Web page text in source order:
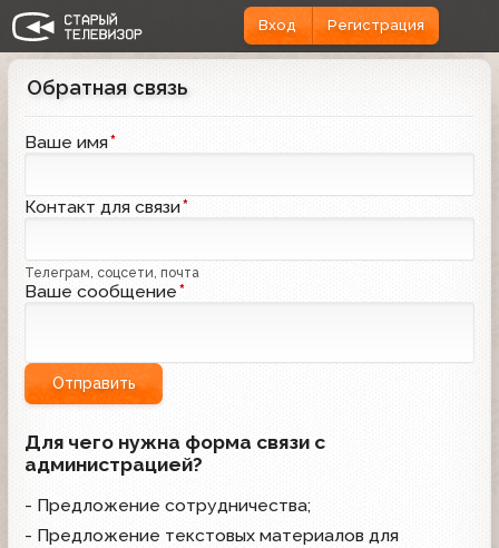
Вход Регистрация
Обратная связь
Ваше имя*
Контакт для связи*
Телеграм, соцсети, почта
Ваше сообщение*
Отправить
Для чего нужна форма связи с
администрацией?
- Предложение сотрудничества;
- Предложение текстовых материалов для